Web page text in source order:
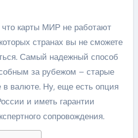
карты МИР не работают
странах вы не сможете
Самый надежный способ
за рубежом – старые
валюте. Ну, еще есть опция
и иметь гарантии
сопровождения.